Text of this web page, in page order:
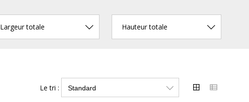
Largeur totale Hauteur totale
Le tri :